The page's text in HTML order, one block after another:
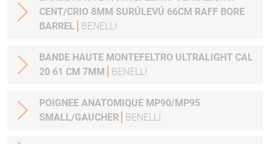
CENT/CRIO 8MM SURÚLEVÚ 66CM RAFF BORE
BARREL
BENELLI
BANDE HAUTE MONTEFELTRO ULTRALIGHT CAL
20 61 CM 7MM
BENELLI
POIGNEE ANATOMIQUE MP90/MP95
SMALL/GAUCHER
BENELLI